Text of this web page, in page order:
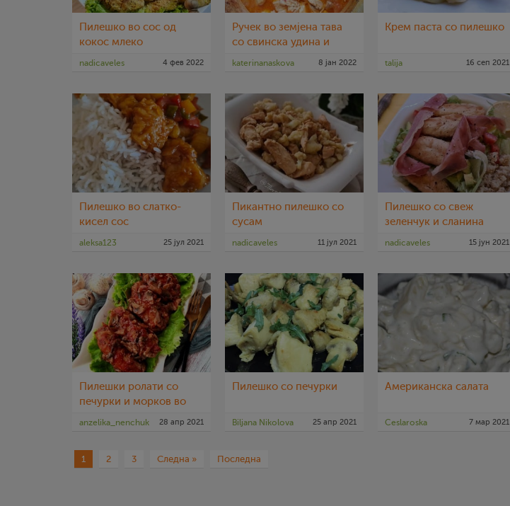
Пилешко во сос од
кокос млеко
nadicaveles 4 фев 2022
Ручек во земјена тава
со свинска удина и
пилешки стек
katerinanaskova 8 јан 2022
Крем паста со пилешко
talija 16 сеп 2021
Пилешко во слатко-
кисел сос
aleksa123 25 јул 2021
Пикантно пилешко со
сусам
nadicaveles 11 јул 2021
Пилешко со свеж
зеленчук и сланина
nadicaveles 15 јун 2021
Пилешки ролати со
печурки и морков во
доматен сос
anzelika_nenchuk 28 апр 2021
Пилешко со печурки
Biljana Nikolova 25 апр 2021
Американска салата
Ceslaroska 7 мар 2021
1 2 3 Следна » Последна